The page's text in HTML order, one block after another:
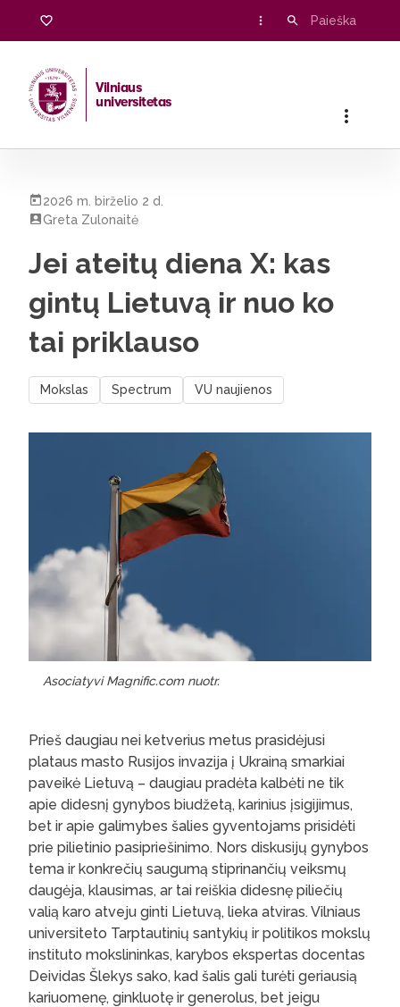
Vilniaus
universitetas
2026 m. birželio 2 d.
Greta Zulonaitė
Jei ateitų diena X: kas
gintų Lietuvą ir nuo ko
tai priklauso
Mokslas Spectrum VU naujienos
Asociatyvi Magnific.com nuotr.
Prieš daugiau nei ketverius metus prasidėjusi
plataus masto Rusijos invazija į Ukrainą smarkiai
paveikė Lietuvą – daugiau pradėta kalbėti ne tik
apie didesnį gynybos biudžetą, karinius įsigijimus,
bet ir apie galimybes šalies gyventojams prisidėti
prie pilietinio pasipriešinimo. Nors diskusijų gynybos
tema ir konkrečių saugumą stiprinančių veiksmų
daugėja, klausimas, ar tai reiškia didesnę piliečių
valią karo atveju ginti Lietuvą, lieka atviras. Vilniaus
universiteto Tarptautinių santykių ir politikos mokslų
instituto mokslininkas, karybos ekspertas docentas
Deividas Šlekys sako, kad šalis gali turėti geriausią
kariuomenę, ginkluotę ir generolus, bet jeigu